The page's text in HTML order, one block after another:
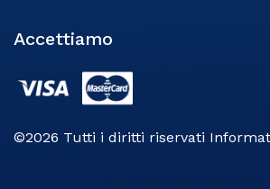
Accettiamo
©2026 Tutti i diritti riservati